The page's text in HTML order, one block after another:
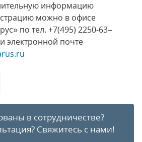
информацию
можно в офисе
по тел. +7(495) 2250-63–
электронной почте
в сотрудничестве?
Свяжитесь с нами!